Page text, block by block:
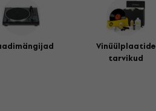
Vinüülplaatide
tarvikud